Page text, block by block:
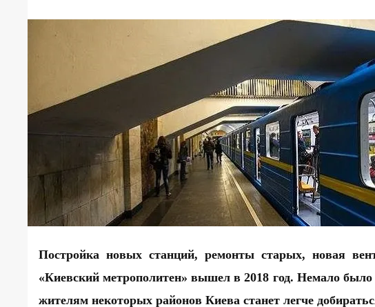
Постройка новых станций, ремонты старых, новая
«Киевский метрополитен» вышел в 2018 год. Немало
жителям некоторых районов Киева станет легче